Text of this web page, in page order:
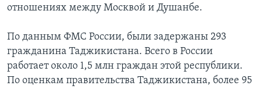
отношениях между Москвой и Душанбе.
По данным ФМС России, были задержаны 293
гражданина Таджикистана. Всего в России
работает около 1,5 млн граждан этой республики.
По оценкам правительства Таджикистана, более 95